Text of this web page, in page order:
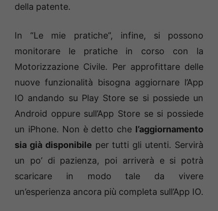
della patente.
In “Le mie pratiche”, infine, si possono
monitorare le pratiche in corso con la
Motorizzazione Civile. Per approfittare delle
nuove funzionalità bisogna aggiornare l’App
IO andando su Play Store se si possiede un
Android oppure sull’App Store se si possiede
un iPhone. Non è detto che l’aggiornamento
sia già disponibile per tutti gli utenti. Servirà
un po’ di pazienza, poi arriverà e si potrà
scaricare in modo tale da vivere
un’esperienza ancora più completa sull’App IO.